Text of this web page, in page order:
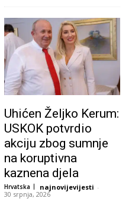
Uhićen Željko Kerum:
USKOK potvrdio
akciju zbog sumnje
na koruptivna
kaznena djela
Hrvatska najnovijevijesti -
30 srpnja, 2026